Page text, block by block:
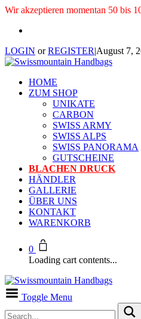
Wir akzeptieren momentan 50 bis
LOGIN orREGISTER|August 7,
HOME
ZUM SHOP
UNIKATE
CARBON
SWISS ARMY
SWISS ALPS
SWISS PANORAMA
GUTSCHEINE
BLACHEN DRUCK
HÄNDLER
GALLERIE
ÜBER UNS
KONTAKT
WARENKORB
0
Loading cart contents...
Toggle Menu